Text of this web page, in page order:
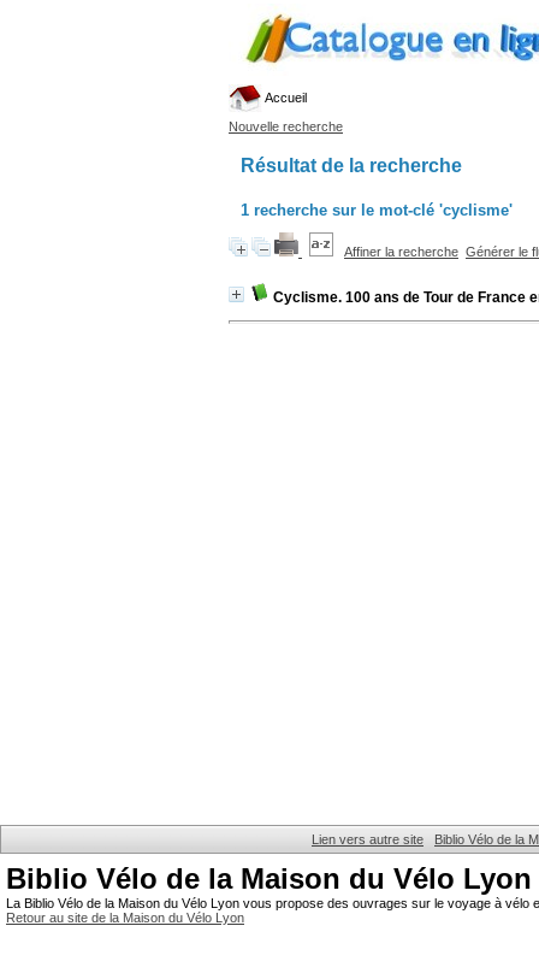
Accueil
Nouvelle recherche
Résultat de la recherche
1 recherche sur le mot-clé 'cyclisme'
Affiner la recherche Générer le
Cyclisme. 100 ans de Tour de France
Lien vers autre site Biblio Vélo de la
Biblio Vélo de la Maison du Vélo Lyon
La Biblio Vélo de la Maison du Vélo Lyon vous propose des ouvrages sur le voyage à
Retour au site de la Maison du Vélo Lyon